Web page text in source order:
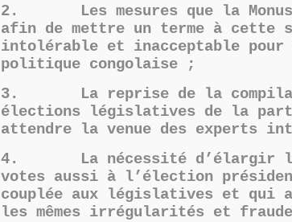
2. Les mesures que la
afin de mettre un terme à cette
intolérable et inacceptable pour
politique congolaise ;
3. La reprise de la
élections législatives de la
attendre la venue des experts
4. La nécessité d’élargir le
votes aussi à l’élection
couplée aux législatives et qui
les mêmes irrégularités et